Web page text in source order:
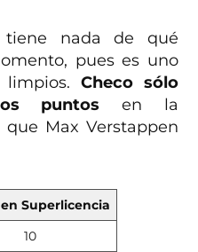
tiene nada de qué
pues es uno
Checo sólo
puntos en la
Max Verstappen
Superlicencia
10